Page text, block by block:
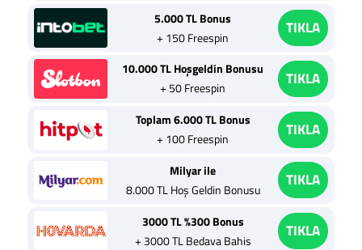
5.000 TL Bonus
+ 150 Freespin
TIKLA
10.000 TL Hoşgeldin Bonusu
+ 50 Freespin
TIKLA
Toplam 6.000 TL Bonus
+ 100 Freespin
TIKLA
Milyar ile
8.000 TL Hoş Geldin Bonusu
TIKLA
3000 TL %300 Bonus
+ 3000 TL Bedava Bahis
TIKLA